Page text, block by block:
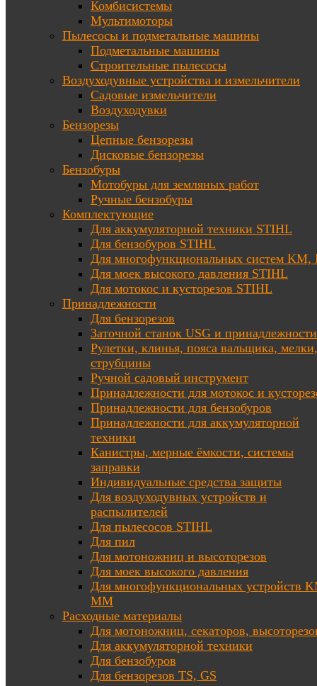
Комбисистемы
Мультимоторы
Пылесосы и подметальные машины
Подметальные машины
Строительные пылесосы
Воздуходувные устройства и измельчители
Садовые измельчители
Воздуходувки
Бензорезы
Цепные бензорезы
Дисковые бензорезы
Бензобуры
Мотобуры для земляных работ
Ручные бензобуры
Комплектующие
Для аккумуляторной техники STIHL
Для бензобуров STIHL
Для многофункциональных систем KM,
Для моек высокого давления STIHL
Для мотокос и кусторезов STIHL
Принадлежности
Для бензорезов
Заточной станок USG и принадлежности
Рулетки, клинья, пояса вальщика, мелки,
струбцины
Ручной садовый инструмент
Принадлежности для мотокос и
Принадлежности для бензобуров
Принадлежности для аккумуляторной
техники
Канистры, мерные ёмкости, системы
заправки
Индивидуальные средства защиты
Для воздуходувных устройств и
распылителей
Для пылесосов STIHL
Для пил
Для мотоножниц и высоторезов
Для моек высокого давления
Для многофункциональных устройств
MM
Расходные материалы
Для мотоножниц, секаторов,
Для аккумуляторной техники
Для бензобуров
Для бензорезов TS, GS